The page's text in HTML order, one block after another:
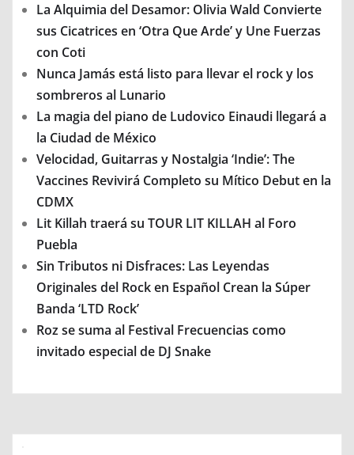
La Alquimia del Desamor: Olivia Wald Convierte
sus Cicatrices en ‘Otra Que Arde’ y Une Fuerzas
con Coti
Nunca Jamás está listo para llevar el rock y los
sombreros al Lunario
La magia del piano de Ludovico Einaudi llegará a
la Ciudad de México
Velocidad, Guitarras y Nostalgia ‘Indie’: The
Vaccines Revivirá Completo su Mítico Debut en la
CDMX
Lit Killah traerá su TOUR LIT KILLAH al Foro
Puebla
Sin Tributos ni Disfraces: Las Leyendas
Originales del Rock en Español Crean la Súper
Banda ‘LTD Rock’
Roz se suma al Festival Frecuencias como
invitado especial de DJ Snake